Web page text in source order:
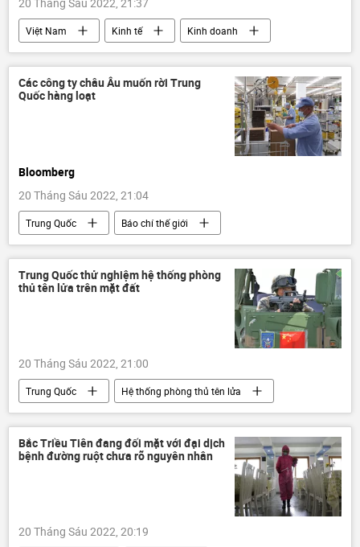
Việt Nam Kinh tế
Kinh doanh
doanh nghiệp
Samsung
sản xuất
xuất khẩu
nhập khẩu
Các công ty châu Âu muốn rời Trung
Quốc hàng loạt
Bloomberg
20 Tháng Sáu 2022, 21:04
Trung Quốc
Báo chí thế giới
Châu Âu
công ty
Kinh doanh
doanh nghiệp
Ảnh hưởng về kinh tế-xã hội của đại dịch COVID-19
Trung Quốc thử nghiệm hệ thống phòng
thủ tên lửa trên mặt đất
20 Tháng Sáu 2022, 21:00
Trung Quốc
Hệ thống phòng thủ tên lửa
Quân sự
lực lượng vũ trang
Bắc Triều Tiên đang đối mặt với đại dịch
bệnh đường ruột chưa rõ nguyên nhân
20 Tháng Sáu 2022, 20:19